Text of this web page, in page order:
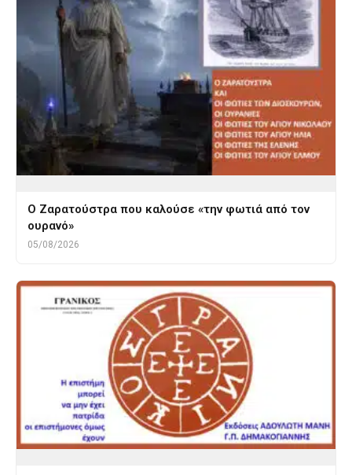
Ο Ζαρατούστρα που καλούσε «την φωτιά από τον
ουρανό»
05/08/2026